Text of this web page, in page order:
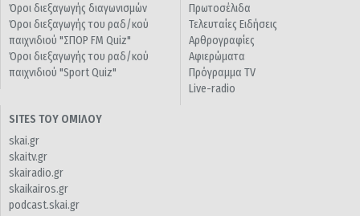
Όροι διεξαγωγής διαγωνισμών
Όροι διεξαγωγής του ραδ/κού
παιχνιδιού "ΣΠΟΡ FM Quiz"
Όροι διεξαγωγής του ραδ/κού
παιχνιδιού "Sport Quiz"
Πρωτοσέλιδα
Τελευταίες Ειδήσεις
Αρθρογραφίες
Αφιερώματα
Πρόγραμμα TV
Live-radio
SITES ΤΟΥ ΟΜΙΛΟΥ
skai.gr
skaitv.gr
skairadio.gr
skaikairos.gr
podcast.skai.gr